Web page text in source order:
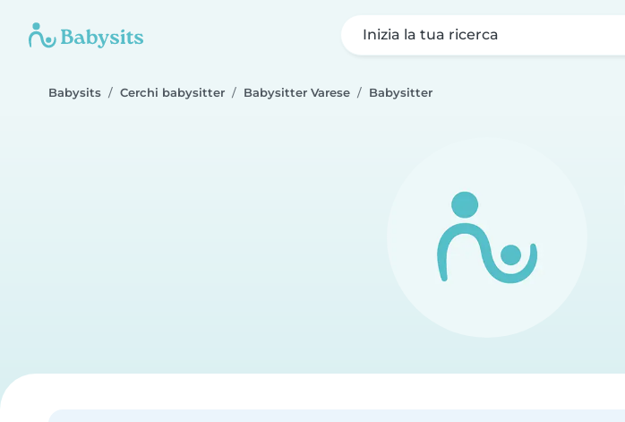
Inizia la tua ricerca
Babysits Cerchi babysitter Babysitter Varese Babysitter